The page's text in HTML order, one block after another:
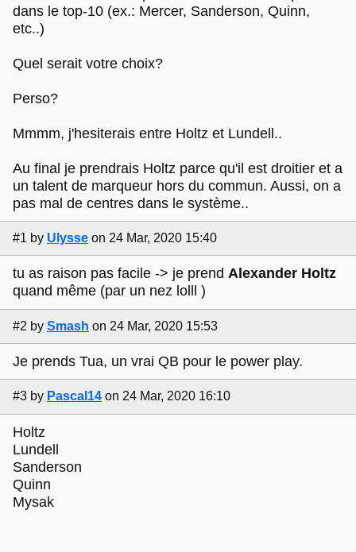
dans le top-10 (ex.: Mercer, Sanderson, Quinn,
etc..)
Quel serait votre choix?
Perso?
Mmmm, j'hesiterais entre Holtz et Lundell..
Au final je prendrais Holtz parce qu'il est droitier et a
un talent de marqueur hors du commun. Aussi, on a
pas mal de centres dans le système..
#1 by Ulysse on 24 Mar, 2020 15:40
tu as raison pas facile -> je prend Alexander Holtz
quand même (par un nez lolll )
#2 by Smash on 24 Mar, 2020 15:53
Je prends Tua, un vrai QB pour le power play.
#3 by Pascal14 on 24 Mar, 2020 16:10
Holtz
Lundell
Sanderson
Quinn
Mysak